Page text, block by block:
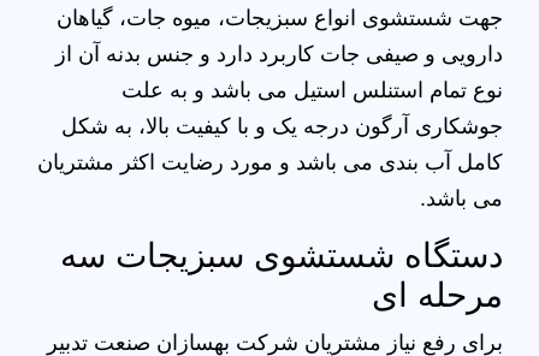
جهت شستشوی انواع سبزیجات، میوه جات، گیاهان
دارویی و صیفی جات کاربرد دارد و جنس بدنه آن از
نوع تمام استنلس استیل می باشد و به علت
جوشکاری آرگون درجه یک و با کیفیت بالا، به شکل
کامل آب بندی می باشد و مورد رضایت اکثر مشتریان
می باشد.
دستگاه شستشوی سبزیجات سه
مرحله ای
برای رفع نیاز مشتریان شرکت بهسازان صنعت تدبیر